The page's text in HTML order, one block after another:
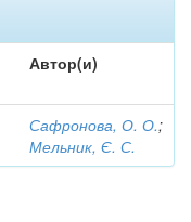
Автор(и)
Сафронова, О. О.;
Мельник, Є. С.